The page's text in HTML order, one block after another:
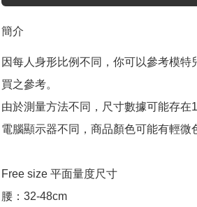
簡介
因每人身形比例不同，你可以參考模特
買之參考。
由於測量方法不同，尺寸數據可能存在
電腦顯示器不同，商品顏色可能有輕微
Free size 平面量度尺寸
腰：32-48cm